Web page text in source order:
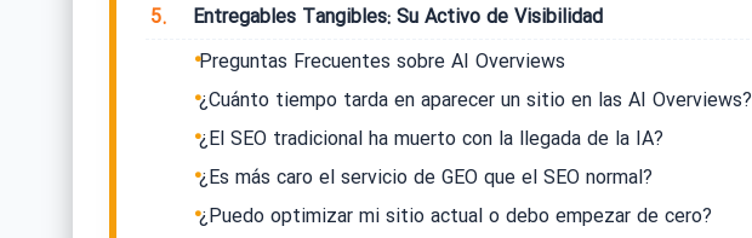
5.
Entregables Tangibles: Su Activo de Visibilidad
Preguntas Frecuentes sobre AI Overviews
¿Cuánto tiempo tarda en aparecer un sitio en las AI Overviews?
¿El SEO tradicional ha muerto con la llegada de la IA?
¿Es más caro el servicio de GEO que el SEO normal?
¿Puedo optimizar mi sitio actual o debo empezar de cero?